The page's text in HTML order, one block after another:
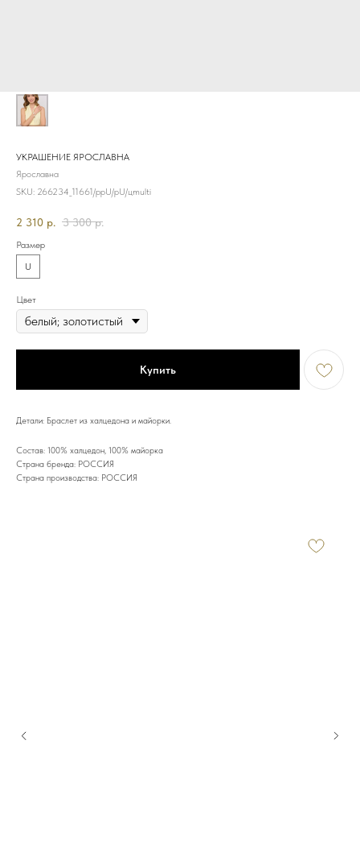
УКРАШЕНИЕ ЯРОСЛАВНА
Ярославна
SKU: 266234_11661/ррU/рU/цmulti
2 310 р. 3 300 р.
Размер
U
Цвет
Купить
Детали: Браслет из халцедона и майорки.
Состав: 100% халцедон, 100% майорка
Страна бренда: РОССИЯ
Страна производства: РОССИЯ